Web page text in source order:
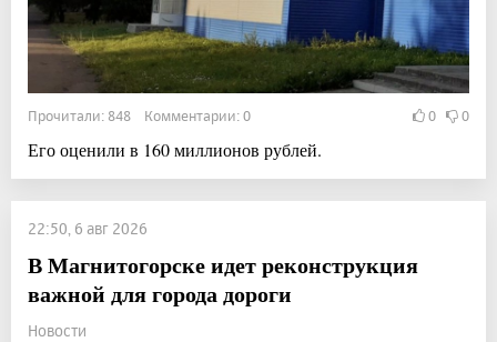
Прочитали: 848 Комментарии: 0 0 0
Его оценили в 160 миллионов рублей.
22:50, 6 авг 2026
В Магнитогорске идет реконструкция
важной для города дороги
Новости